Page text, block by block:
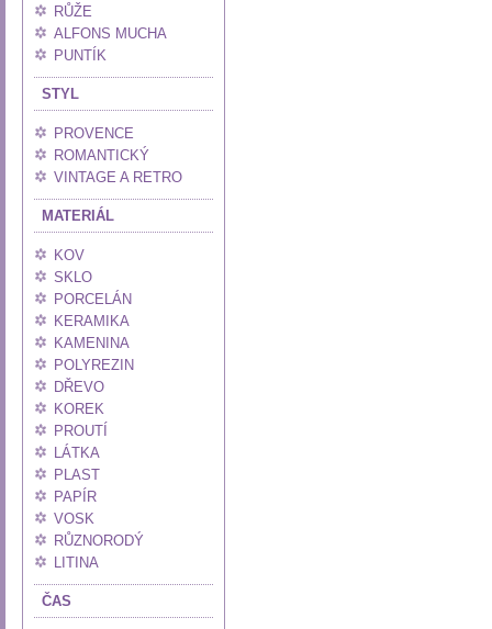
RŮŽE
ALFONS MUCHA
PUNTÍK
STYL
PROVENCE
ROMANTICKÝ
VINTAGE A RETRO
MATERIÁL
KOV
SKLO
PORCELÁN
KERAMIKA
KAMENINA
POLYREZIN
DŘEVO
KOREK
PROUTÍ
LÁTKA
PLAST
PAPÍR
VOSK
RŮZNORODÝ
LITINA
ČAS